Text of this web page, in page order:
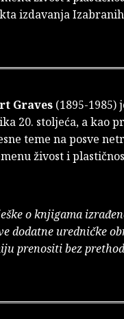
izdavanja
Graves (1895-
20. stoljeća, a kao
teme na posve
živost i
o knjigama
dodatne uredničke
prenositi bez